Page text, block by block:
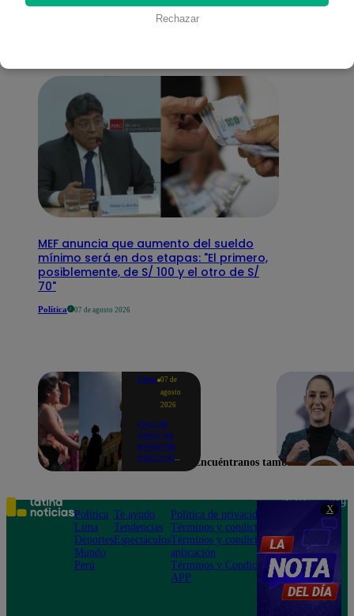
X
interesar
MEF anuncia que aumento del sueldo
mínimo será en dos etapas: "El primero,
posiblemente, de S/ 100 y el otro de S/
70"
Política 07 de agosto 2026
Lima 07 de
agosto
2026
Ola de
calor se
extiende
hasta el
Lima y
otras 16
regiones
Rechazar
Encuéntranos también en
Política
Lima
Deportes
Mundo
Perú
Te ayudo
Tendencias
Espectáculos
Política de privacidad
Términos y condiciones
Términos y condiciones
aplicación
Términos y Condiciones
APP
Teléfono: 219
Av. San
Felipe 968
Jesús María